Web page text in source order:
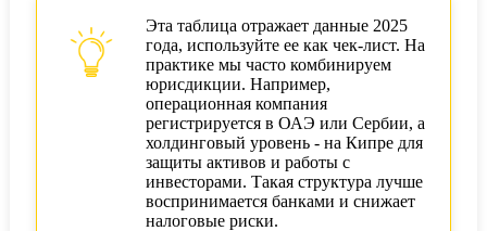
Эта таблица отражает данные 2025
года, используйте ее как чек-лист. На
практике мы часто комбинируем
юрисдикции. Например,
операционная компания
регистрируется в ОАЭ или Сербии, а
холдинговый уровень - на Кипре для
защиты активов и работы с
инвесторами. Такая структура лучше
воспринимается банками и снижает
налоговые риски.